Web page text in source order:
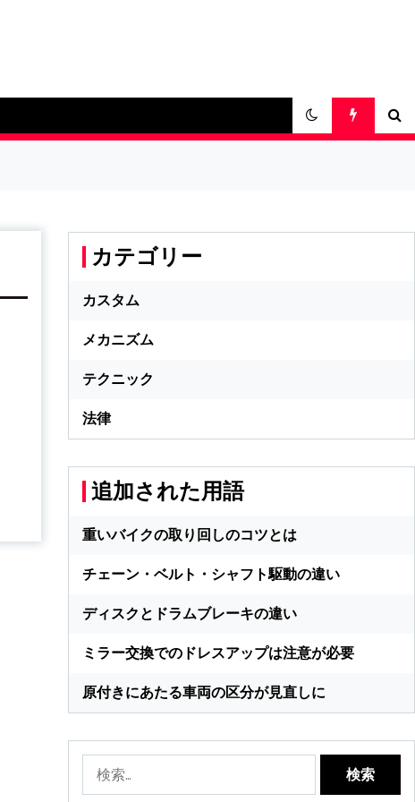
カテゴリー
カスタム
メカニズム
テクニック
法律
追加された用語
重いバイクの取り回しのコツとは
チェーン・ベルト・シャフト駆動の違い
ディスクとドラムブレーキの違い
ミラー交換でのドレスアップは注意が必要
原付きにあたる車両の区分が見直しに